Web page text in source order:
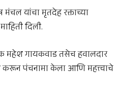
यांचा मृतदेह रक्ताच्या
दिली.
महेश गायकवाड तसेच हवालदार
करून पंचनामा केला आणि महत्त्वाचे